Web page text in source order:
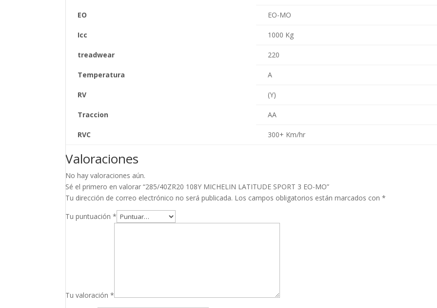
EO EO-MO
Icc 1000 Kg
treadwear 220
Temperatura A
RV (Y)
Traccion AA
RVC 300+ Km/hr
Valoraciones
No hay valoraciones aún.
Sé el primero en valorar “285/40ZR20 108Y MICHELIN LATITUDE SPORT 3 EO-MO”
Tu dirección de correo electrónico no será publicada. Los campos obligatorios están marcados con*
Tu puntuación*
Tu valoración*